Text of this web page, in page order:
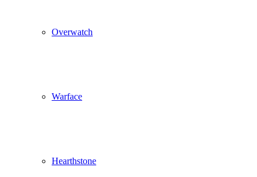
Overwatch
Warface
Hearthstone